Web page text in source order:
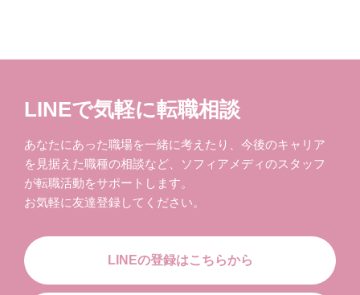
LINEで気軽に転職相談
あなたにあった職場を一緒に考えたり、今後のキャリア
を見据えた職種の相談など、ソフィアメディのスタッフ
が転職活動をサポートします。
お気軽に友達登録してください。
LINEの登録はこちらから